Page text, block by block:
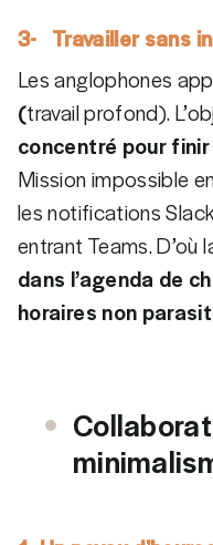
3- Travailler sans
Les anglophones
(travail profond).
concentré pour
Mission impossible
les notifications
entrant Teams. D’où
dans l’agenda de
horaires non